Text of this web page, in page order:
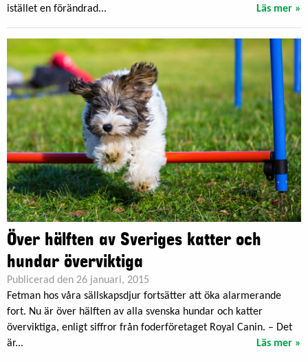
istället en förändrad...
Läs mer »
Över hälften av Sveriges katter och
hundar överviktiga
Publicerad den 26 januari, 2015
Fetman hos våra sällskapsdjur fortsätter att öka alarmerande
fort. Nu är över hälften av alla svenska hundar och katter
överviktiga, enligt siffror från foderföretaget Royal Canin. – Det
är...
Läs mer »